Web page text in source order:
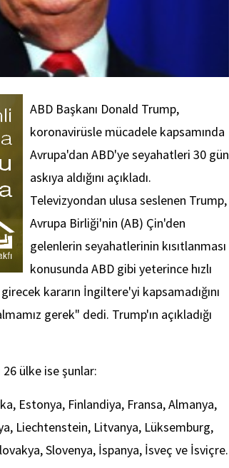
ABD Başkanı Donald Trump,
koronavirüsle mücadele kapsamında
Avrupa'dan ABD'ye seyahatleri 30 gün
askıya aldığını açıkladı.
Televizyondan ulusa seslenen Trump,
Avrupa Birliği'nin (AB) Çin'den
gelenlerin seyahatlerinin kısıtlanması
konusunda ABD gibi yeterince hızlı
kararın İngiltere'yi kapsamadığını
gerek" dedi. Trump'ın açıkladığı
ülke ise şunlar:
Estonya, Finlandiya, Fransa, Almanya,
Liechtenstein, Litvanya, Lüksemburg,
Slovenya, İspanya, İsveç ve İsviçre.